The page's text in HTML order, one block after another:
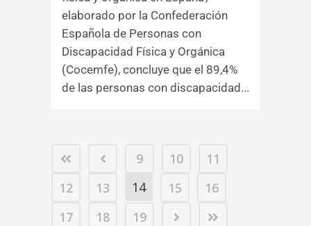
elaborado por la Confederación
Española de Personas con
Discapacidad Física y Orgánica
(Cocemfe), concluye que el 89,4%
de las personas con discapacidad...
9 10
11
12
13 14 15
16
17
18 19